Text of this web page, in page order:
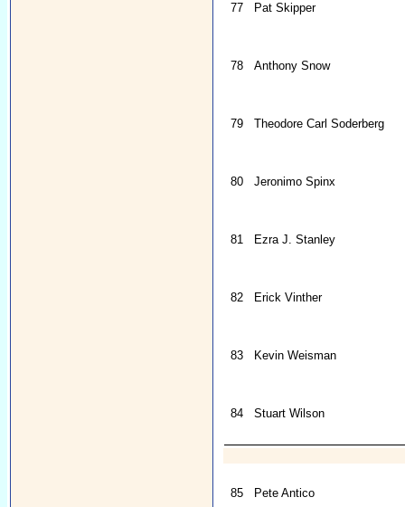
77 Pat Skipper
78 Anthony Snow
79 Theodore Carl Soderberg
80 Jeronimo Spinx
81 Ezra J. Stanley
82 Erick Vinther
83 Kevin Weisman
84 Stuart Wilson
85 Pete Antico